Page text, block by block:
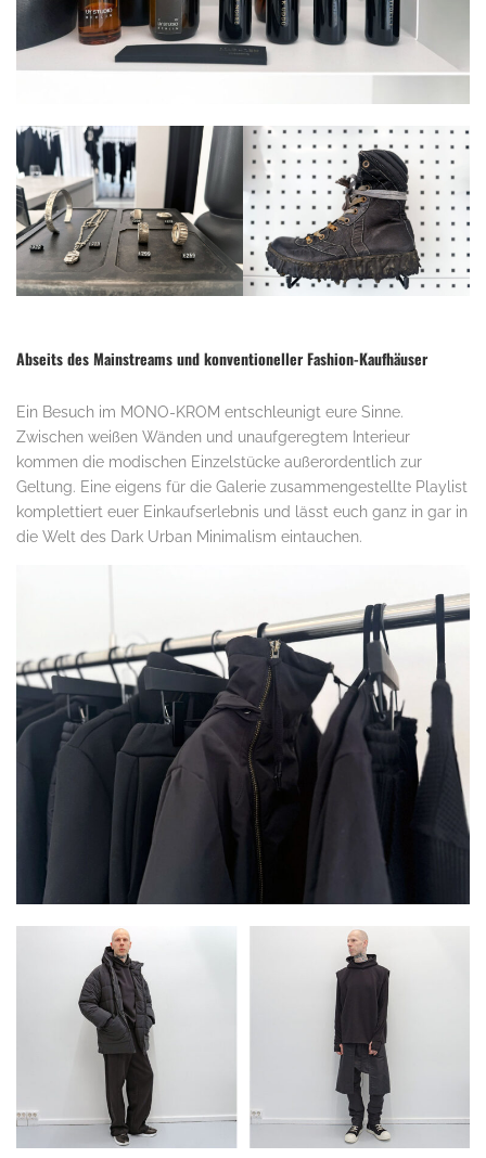
Abseits des Mainstreams und konventioneller Fashion-Kaufhäuser
Ein Besuch im MONO-KROM entschleunigt eure Sinne.
Zwischen weißen Wänden und unaufgeregtem Interieur
kommen die modischen Einzelstücke außerordentlich zur
Geltung. Eine eigens für die Galerie zusammengestellte Playlist
komplettiert euer Einkaufserlebnis und lässt euch ganz in gar in
die Welt des Dark Urban Minimalism eintauchen.